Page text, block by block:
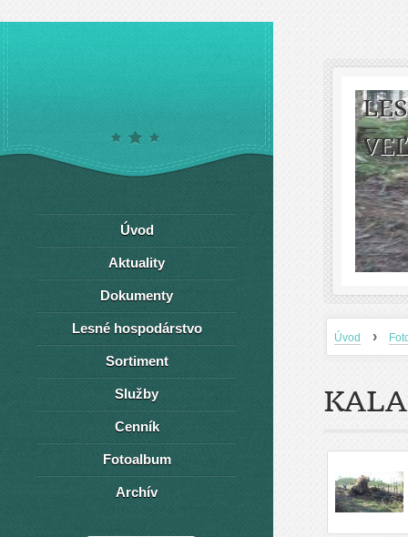
Úvod ›
Úvod
Aktuality
Dokumenty
Lesné hospodárstvo
Sortiment
Služby
Cenník
Fotoalbum
Archív